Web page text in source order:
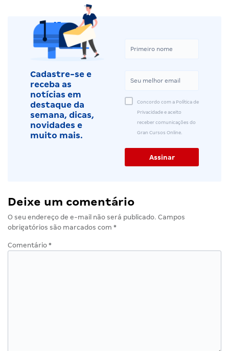
Cadastre-se e
receba as
notícias em
destaque da
semana, dicas,
novidades e
muito mais.
Concordo com a Política de
Privacidade e aceito
receber comunicações do
Gran Cursos Online.
Deixe um comentário
O seu endereço de e-mail não será publicado. Campos
obrigatórios são marcados com *
Comentário *